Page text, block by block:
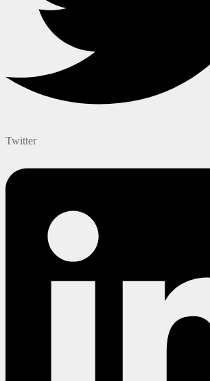
Twitter